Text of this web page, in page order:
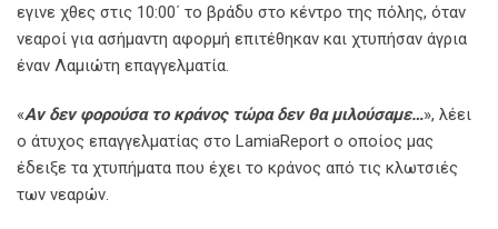
εγινε χθες στις 10:00΄ το βράδυ στο κέντρο της πόλης, όταν
νεαροί για ασήμαντη αφορμή επιτέθηκαν και χτυπήσαν άγρια
έναν Λαμιώτη επαγγελματία.
«Αν δεν φορούσα το κράνος τώρα δεν θα μιλούσαμε…», λέει
ο άτυχος επαγγελματίας στο LamiaReport ο οποίος μας
έδειξε τα χτυπήματα που έχει το κράνος από τις κλωτσιές
των νεαρών.